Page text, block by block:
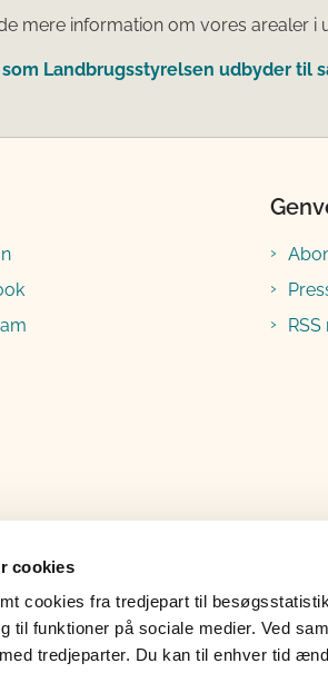
cookies
cookies fra tredjepart til
til funktioner på sociale medier. Ved
tredjeparter. Du kan til enhver tid
mere information om vores arealer i
som Landbrugsstyrelsen udbyder til